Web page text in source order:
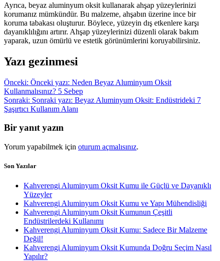
Ayrıca, beyaz aluminyum oksit kullanarak ahşap yüzeylerinizi
korumanız mümkündür. Bu malzeme, ahşabın üzerine ince bir
koruma tabakası oluşturur. Böylece, yüzeyin dış etkenlere karşı
dayanıklılığını artırır. Ahşap yüzeylerinizi düzenli olarak bakım
yaparak, uzun ömürlü ve estetik görünümlerini koruyabilirsiniz.
Yazı gezinmesi
Önceki: Önceki yazı: Neden Beyaz Aluminyum Oksit
Kullanmalısınız? 5 Sebep
Sonraki: Sonraki yazı: Beyaz Aluminyum Oksit: Endüstrideki 7
Şaşırtıcı Kullanım Alanı
Bir yanıt yazın
Yorum yapabilmek için oturum açmalısınız.
Son Yazılar
Kahverengi Aluminyum Oksit Kumu ile Güçlü ve Dayanıklı
Yüzeyler
Kahverengi Aluminyum Oksit Kumu ve Yapı Mühendisliği
Kahverengi Aluminyum Oksit Kumunun Çeşitli
Endüstrilerdeki Kullanımı
Kahverengi Aluminyum Oksit Kumu: Sadece Bir Malzeme
Değil!
Kahverengi Aluminyum Oksit Kumunda Doğru Seçim Nasıl
Yapılır?